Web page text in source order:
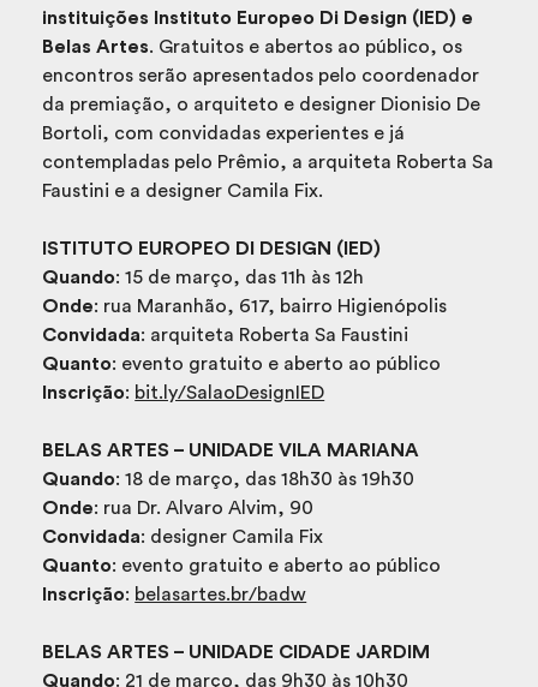
instituições Instituto Europeo Di Design (IED) e
Belas Artes. Gratuitos e abertos ao público, os
encontros serão apresentados pelo coordenador
da premiação, o arquiteto e designer Dionisio De
Bortoli, com convidadas experientes e já
contempladas pelo Prêmio, a arquiteta Roberta Sa
Faustini e a designer Camila Fix.
ISTITUTO EUROPEO DI DESIGN (IED)
Quando: 15 de março, das 11h às 12h
Onde: rua Maranhão, 617, bairro Higienópolis
Convidada: arquiteta Roberta Sa Faustini
Quanto: evento gratuito e aberto ao público
Inscrição: bit.ly/SalaoDesignIED
BELAS ARTES – UNIDADE VILA MARIANA
Quando: 18 de março, das 18h30 às 19h30
Onde: rua Dr. Alvaro Alvim, 90
Convidada: designer Camila Fix
Quanto: evento gratuito e aberto ao público
Inscrição: belasartes.br/badw
BELAS ARTES – UNIDADE CIDADE JARDIM
Quando: 21 de março, das 9h30 às 10h30